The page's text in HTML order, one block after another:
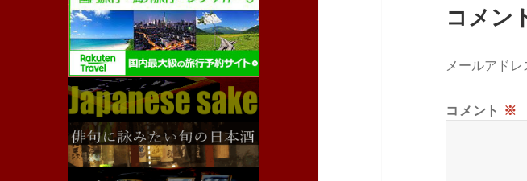
コメン
メールアドレ
コメント ※